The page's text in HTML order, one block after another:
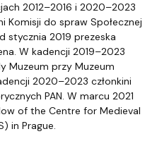
2012–2016 i 2020–2023
Komisji do spraw Społecznej
stycznia 2019 prezeska
W kadencji 2019–2023
Muzeum przy Muzeum
2020–2023 członkini
PAN. W marcu 2021
of the Centre for Medieval
in Prague.